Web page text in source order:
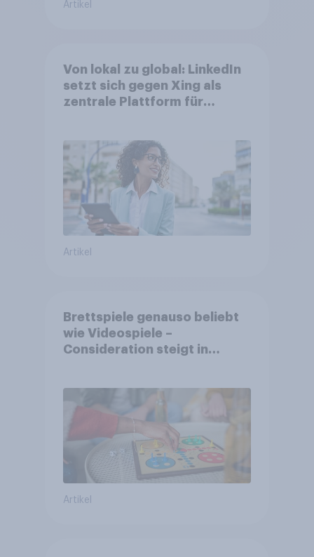
Artikel
Von lokal zu global: LinkedIn
setzt sich gegen Xing als
zentrale Plattform für
Artikel
Brettspiele genauso beliebt
wie Videospiele –
Consideration steigt in
Artikel